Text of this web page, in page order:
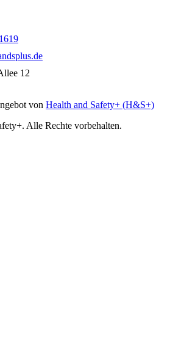
12
von Health and Safety+ (H&S+)
Alle Rechte vorbehalten.